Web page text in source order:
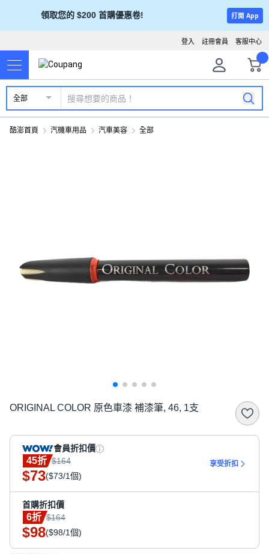
領取您的 $200 首購優惠卷! 打開 App
客服中心
註冊會員
登入
全部
酷澎首頁 汽機車用品 汽車美容 全部
ORIGINAL COLOR 原色車漆 補漆筆, 46, 1支
會員折扣價
45折 $164
$73($73/1個)
享受折扣
首購折扣價
6折 $164
$98($98/1個)